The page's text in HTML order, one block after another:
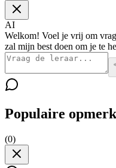
AI
Welkom! Voel je vrij om
zal mijn best doen om je te
Populaire
(0)